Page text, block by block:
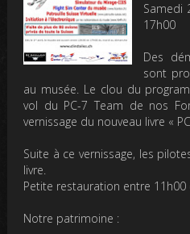
Samedi
17h00
Des
sont
au musée. Le clou du
vol du PC-7 Team de nos
vernissage du nouveau livre «
Suite à ce vernissage, les
livre.
Petite restauration entre 11h00
Notre patrimoine :